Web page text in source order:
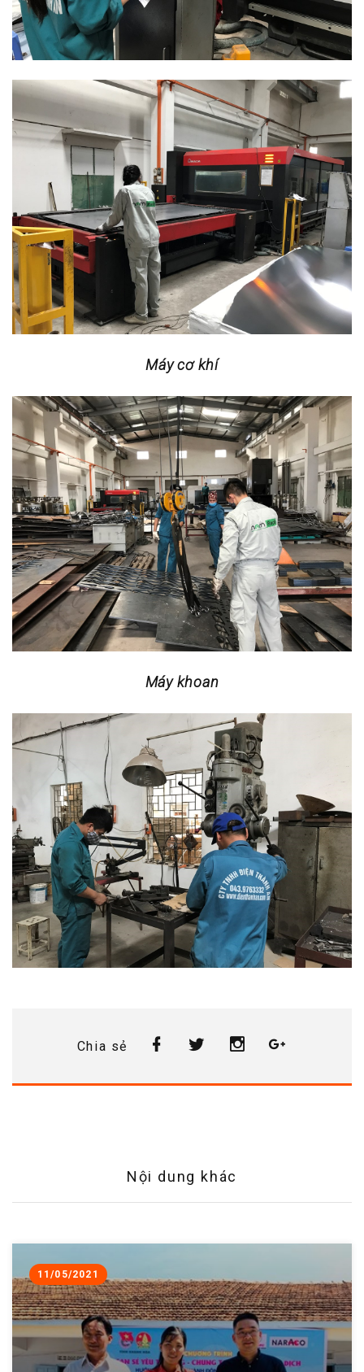
Máy cơ khí
Máy khoan
Chia sẻ
Nội dung khác
11/05/2021